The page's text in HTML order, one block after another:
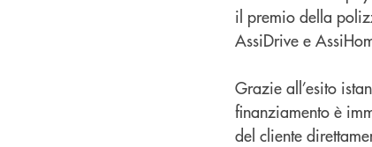
il premio della
AssiDrive e
Grazie all’esito
finanziamento è
del cliente